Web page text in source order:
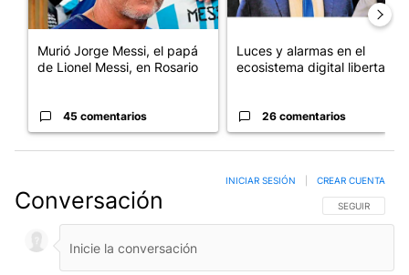
Murió Jorge Messi, el papá
de Lionel Messi, en Rosario
45 comentarios
Luces y alarmas en el
ecosistema digital libertario
26 comentarios
Conversación SIGA ESTA
SEGUIR
INICIAR SESIÓN CREAR CUENTA